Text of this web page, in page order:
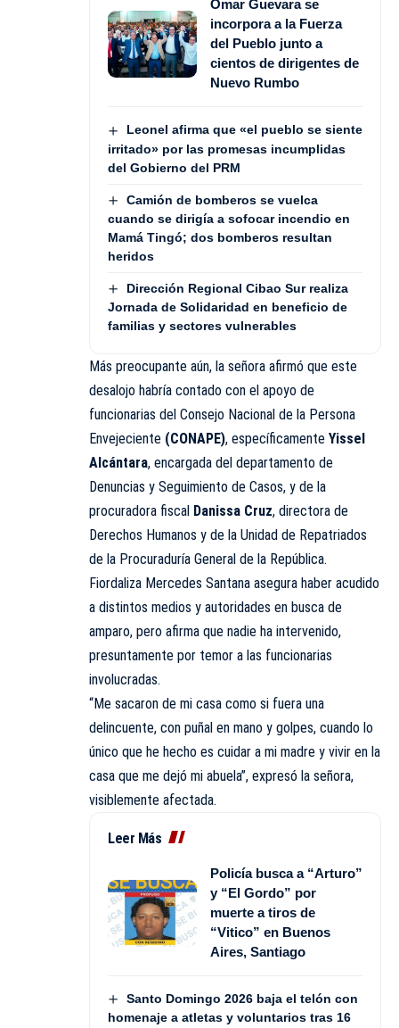
Omar Guevara se
incorpora a la Fuerza
del Pueblo junto a
cientos de dirigentes de
Nuevo Rumbo
Leonel afirma que «el pueblo se siente
irritado» por las promesas incumplidas
del Gobierno del PRM
Camión de bomberos se vuelca
cuando se dirigía a sofocar incendio en
Mamá Tingó; dos bomberos resultan
heridos
Dirección Regional Cibao Sur realiza
Jornada de Solidaridad en beneficio de
familias y sectores vulnerables
Más preocupante aún, la señora afirmó que este
desalojo habría contado con el apoyo de
funcionarias del Consejo Nacional de la Persona
Envejeciente (CONAPE), específicamente Yissel
Alcántara, encargada del departamento de
Denuncias y Seguimiento de Casos, y de la
procuradora fiscal Danissa Cruz, directora de
Derechos Humanos y de la Unidad de Repatriados
de la Procuraduría General de la República.
Fiordaliza Mercedes Santana asegura haber acudido
a distintos medios y autoridades en busca de
amparo, pero afirma que nadie ha intervenido,
presuntamente por temor a las funcionarias
involucradas.
“Me sacaron de mi casa como si fuera una
delincuente, con puñal en mano y golpes, cuando lo
único que he hecho es cuidar a mi madre y vivir en la
casa que me dejó mi abuela”, expresó la señora,
visiblemente afectada.
Leer Más
Policía busca a “Arturo”
y “El Gordo” por
muerte a tiros de
“Vitico” en Buenos
Aires, Santiago
Santo Domingo 2026 baja el telón con
homenaje a atletas y voluntarios tras 16